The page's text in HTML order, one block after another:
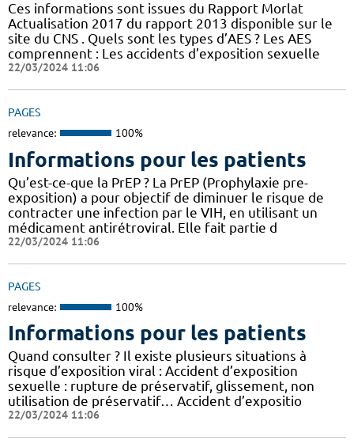
Ces informations sont issues du Rapport Morlat
Actualisation 2017 du rapport 2013 disponible sur le
site du CNS . Quels sont les types d’AES ? Les AES
comprennent : Les accidents d’exposition sexuelle
22/03/2024 11:06
PAGES
relevance: 100%
Informations pour les patients
Qu’est-ce-que la PrEP ? La PrEP (Prophylaxie pre-
exposition) a pour objectif de diminuer le risque de
contracter une infection par le VIH, en utilisant un
médicament antirétroviral. Elle fait partie d
22/03/2024 11:06
PAGES
relevance: 100%
Informations pour les patients
Quand consulter ? Il existe plusieurs situations à
risque d’exposition viral : Accident d’exposition
sexuelle : rupture de préservatif, glissement, non
utilisation de préservatif… Accident d’expositio
22/03/2024 11:06